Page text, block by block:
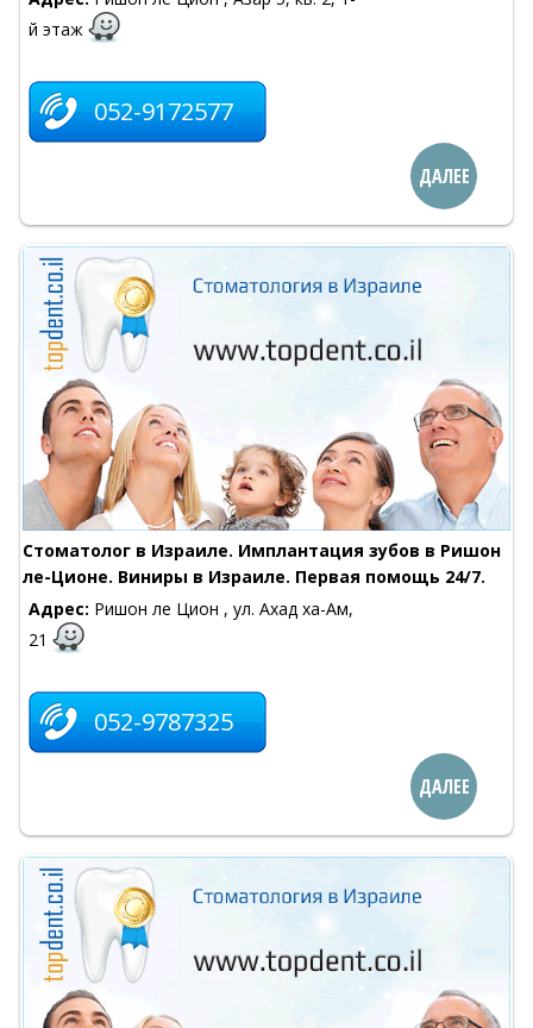
й этаж
052-9172577
ДАЛЕЕ
Стоматолог в Израиле. Имплантация зубов в Ришон
ле-Ционе. Виниры в Израиле. Первая помощь 24/7.
Адрес: Ришон ле Цион , ул. Ахад ха-Ам,
21
052-9787325
ДАЛЕЕ